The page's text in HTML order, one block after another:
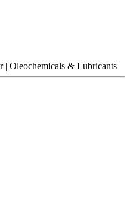
| Oleochemicals & Lubricants